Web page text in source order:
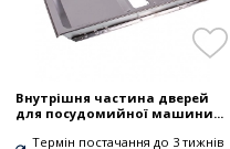
Внутрішня частина дверей
для посудомийної машини...
Термін постачання до 3 тижнів